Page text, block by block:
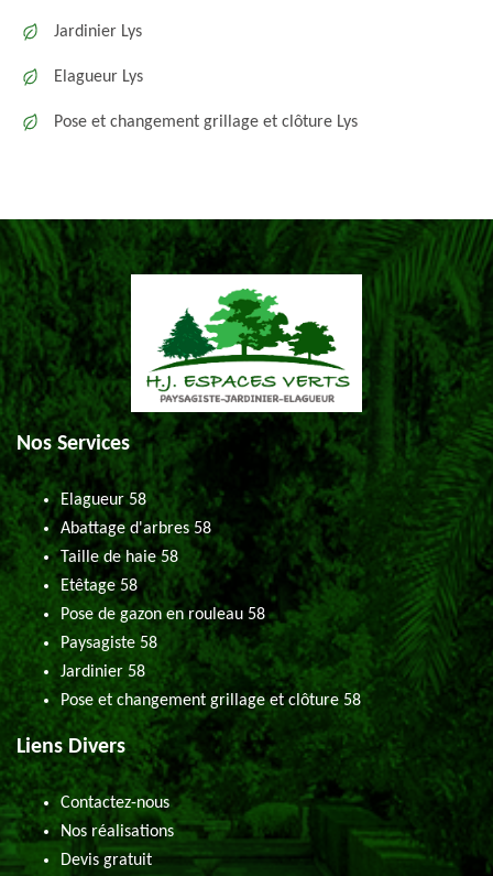
Jardinier Lys
Elagueur Lys
Pose et changement grillage et clôture Lys
Nos Services
Elagueur 58
Abattage d'arbres 58
Taille de haie 58
Etêtage 58
Pose de gazon en rouleau 58
Paysagiste 58
Jardinier 58
Pose et changement grillage et clôture 58
Liens Divers
Contactez-nous
Nos réalisations
Devis gratuit